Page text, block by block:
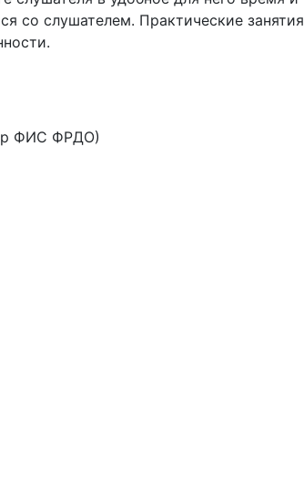
со слушателем. Практические занятия
ФИС ФРДО)